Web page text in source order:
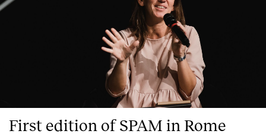
Serveis
First edition of SPAM in Rome